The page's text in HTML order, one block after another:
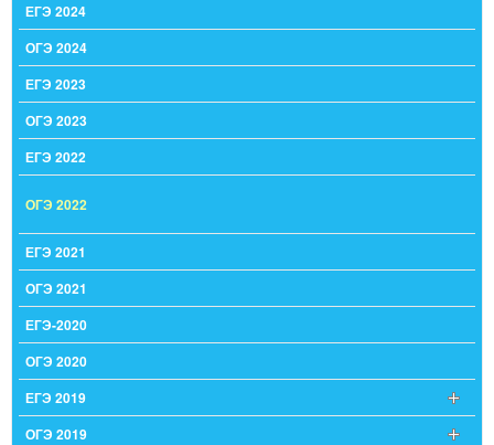
ЕГЭ 2024
ОГЭ 2024
ЕГЭ 2023
ОГЭ 2023
ЕГЭ 2022
ОГЭ 2022
ЕГЭ 2021
ОГЭ 2021
ЕГЭ-2020
ОГЭ 2020
ЕГЭ 2019
ОГЭ 2019